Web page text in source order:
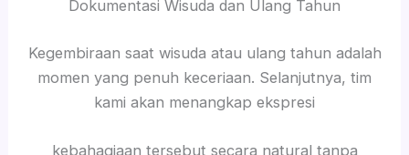
Dokumentasi Wisuda dan Ulang Tahun
Kegembiraan saat wisuda atau ulang tahun adalah
momen yang penuh keceriaan. Selanjutnya, tim
kami akan menangkap ekspresi
kebahagiaan tersebut secara natural tanpa